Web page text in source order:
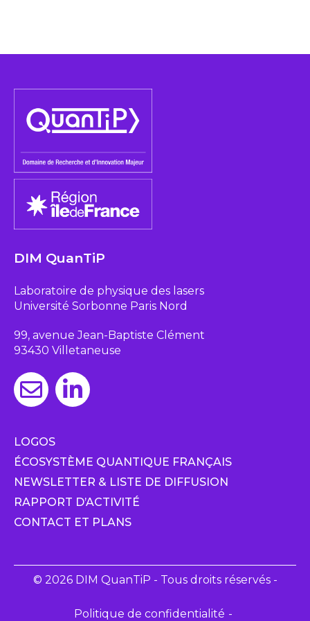
DIM QuanTiP
Laboratoire de physique des lasers
Université Sorbonne Paris Nord
99, avenue Jean-Baptiste Clément
93430 Villetaneuse
LOGOS
ÉCOSYSTÈME QUANTIQUE FRANÇAIS
NEWSLETTER & LISTE DE DIFFUSION
RAPPORT D’ACTIVITÉ
CONTACT ET PLANS
© 2026 DIM QuanTiP - Tous droits réservés -
Politique de confidentialité